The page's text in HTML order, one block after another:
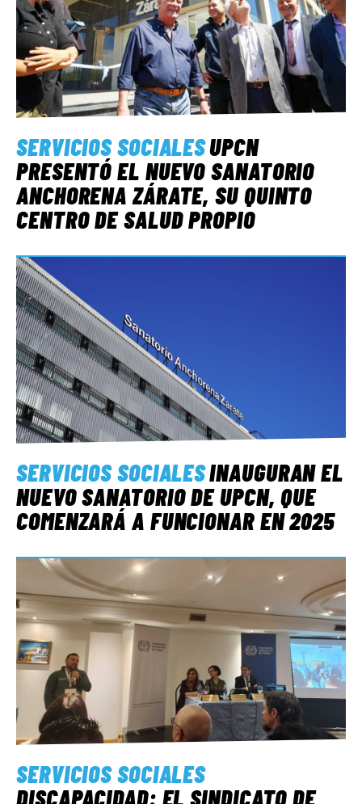
SERVICIOS SOCIALESUPCN
PRESENTÓ EL NUEVO SANATORIO
ANCHORENA ZÁRATE, SU QUINTO
CENTRO DE SALUD PROPIO
SERVICIOS SOCIALESINAUGURAN EL
NUEVO SANATORIO DE UPCN, QUE
COMENZARÁ A FUNCIONAR EN 2025
SERVICIOS SOCIALES
DISCAPACIDAD: EL SINDICATO DE